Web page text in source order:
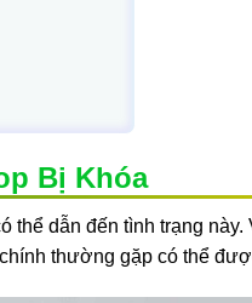
Bị Khóa
thể dẫn đến tình trạng
thường gặp có thể